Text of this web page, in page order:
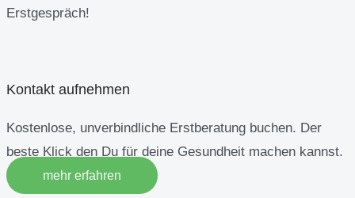
Erstgespräch!
Kontakt aufnehmen
Kostenlose, unverbindliche Erstberatung buchen. Der
beste Klick den Du für deine Gesundheit machen kannst.
mehr erfahren